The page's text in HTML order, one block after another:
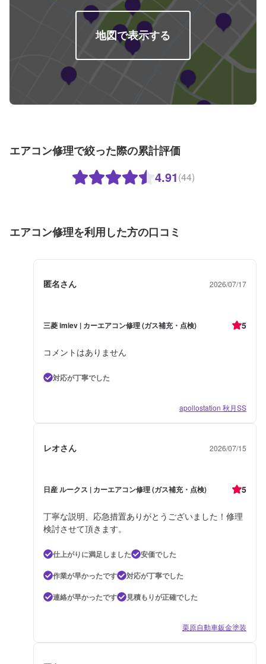
地図で表示する
エアコン修理で絞った際の累計評価
4.91(44)
エアコン修理を利用した方の口コミ
匿名さん 2026/07/17
三菱 imiev | カーエアコン修理 (ガス補充・点検) 5
コメントはありません
対応が丁寧でした
apollostation 秋月SS
レオさん 2026/07/15
日産 ルークス | カーエアコン修理 (ガス補充・点検) 5
丁寧な説明、応急措置ありがとうございました！修理
検討させて頂きます。
仕上がりに満足しました
安価でした
作業が早かったです
対応が丁寧でした
連絡が早かったです
見積もりが正確でした
栗原自動車鈑金塗装